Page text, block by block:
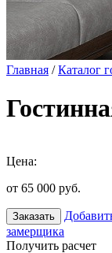
Главная /Каталог
Цена:
от 65 000 руб.
Заказать
замерщика
Получить расчет